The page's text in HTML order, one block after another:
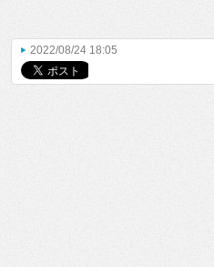
2022/08/24 18:05